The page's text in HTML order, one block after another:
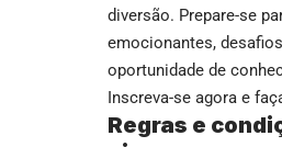
diversão. Prepare-se
emocionantes,
oportunidade de
Inscreva-se agora e
Regras e